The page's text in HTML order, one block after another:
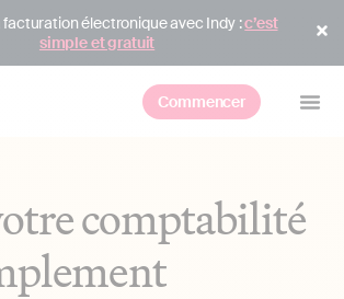
facturation électronique avec Indy :c’est
simple et gratuit
Commencer
comptabilité